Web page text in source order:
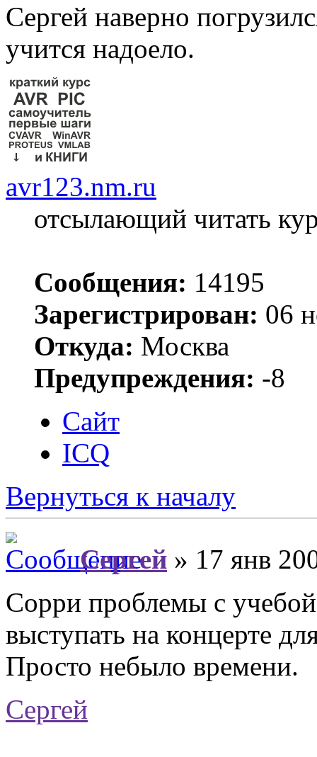
Сергей наверно
учится надоело.
avr123.nm.ru
отсылающий читать
Сообщения: 14195
Зарегистрирован: 06
Откуда: Москва
Предупреждения: -8
Сайт
ICQ
Вернуться к началу
Сергей » 17 янв
Сорри проблемы с
выступать на концерте
Просто небыло времени.
Сергей